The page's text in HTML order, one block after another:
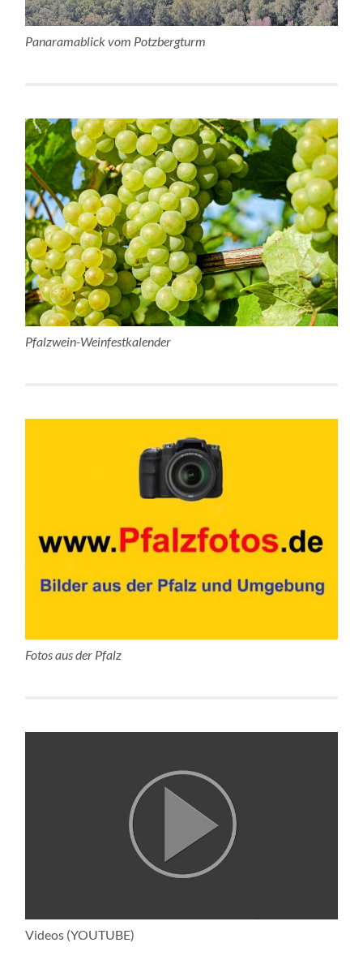
Panaramablick vom Potzbergturm
Pfalzwein-Weinfestkalender
Fotos aus der Pfalz
Videos (YOUTUBE)